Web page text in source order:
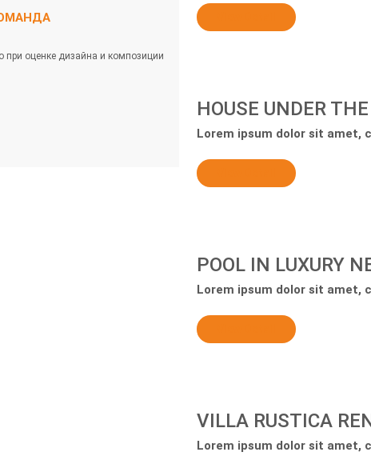
при оценке дизайна и композиции
HOUSE UNDER
Lorem ipsum dolor sit amet,
POOL IN LUXURY
Lorem ipsum dolor sit amet,
VILLA RUSTICA
Lorem ipsum dolor sit amet,